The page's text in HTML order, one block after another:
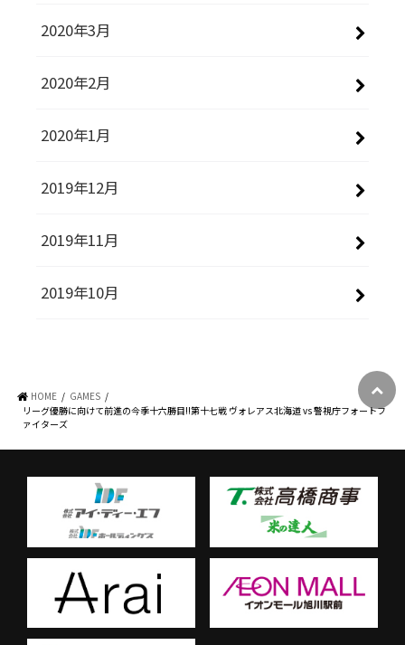
2020年3月
2020年2月
2020年1月
2019年12月
2019年11月
2019年10月
HOME
GAMES
リーグ優勝に向けて前進の今季十六勝目!!第十七戦 ヴォレアス北海道 vs 警視庁フォートフ
ァイターズ